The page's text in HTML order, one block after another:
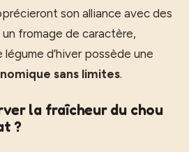
son alliance avec des
fromage de caractère,
d’hiver possède une
sans limites.
la fraîcheur du chou
?